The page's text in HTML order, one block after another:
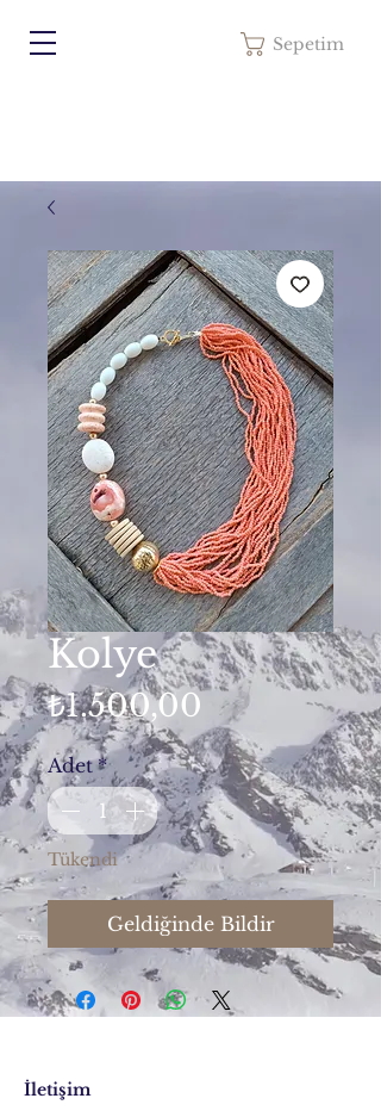
Sepetim
Kolye
₺1.500,00Fiyat
Adet *
Tükendi
Geldiğinde Bildir
İletişim